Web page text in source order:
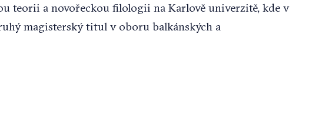
teorii a novořeckou filologii na Karlově univerzitě, kde v
magisterský titul v oboru balkánských a